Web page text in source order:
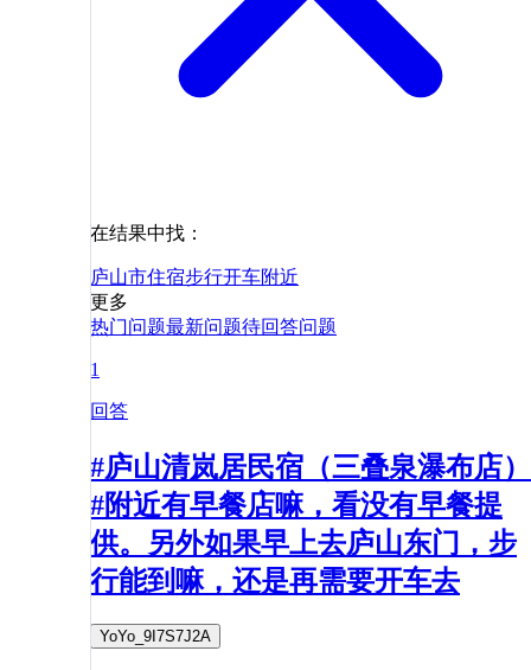
在结果中找：
庐山市住宿步行开车附近
更多
热门问题最新问题待回答问题
1
回答
#庐山清岚居民宿（三叠泉瀑布店）
#附近有早餐店嘛，看没有早餐提
供。另外如果早上去庐山东门，步
行能到嘛，还是再需要开车去
YoYo_9I7S7J2A